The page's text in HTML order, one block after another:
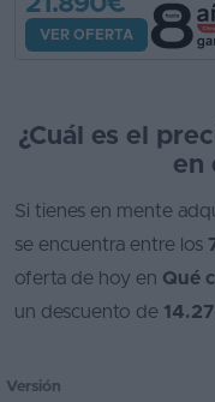
VER OFERTA
¿Cuál es el
en
Si tienes en mente
se encuentra entre los
oferta de hoy en Qué
un descuento de
Versión